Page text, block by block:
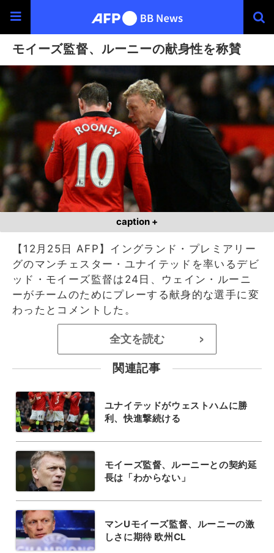
モイーズ監督、ルーニーの献身性を称賛
caption +
【12月25日 AFP】イングランド・プレミアリー
グのマンチェスター・ユナイテッドを率いるデビ
ッド・モイーズ監督は24日、ウェイン・ルーニ
ーがチームのためにプレーする献身的な選手に変
わったとコメントした。
全文を読む >
関連記事
ユナイテッドがウェストハムに勝
利、快進撃続ける
モイーズ監督、ルーニーとの契約延
長は「わからない」
マンUモイーズ監督、ルーニーの激
しさに期待 欧州CL